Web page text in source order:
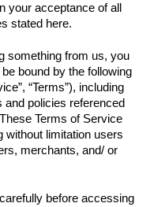
your acceptance of all
stated here.
something from us, you
bound by the following
“Terms”), including
policies referenced
Terms of Service
without limitation users
merchants, and/ or
before accessing